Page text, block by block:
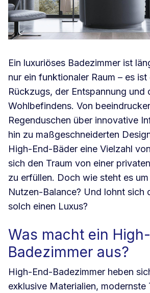
Ein luxuriöses Badezimmer ist
nur ein funktionaler Raum – es
Rückzugs, der Entspannung und
Wohlbefindens. Von
Regenduschen über innovative
hin zu maßgeschneiderten
High-End-Bäder eine Vielzahl
sich den Traum von einer
zu erfüllen. Doch wie steht es
Nutzen-Balance? Und lohnt sich
solch einen Luxus?
Was macht ein
Badezimmer aus?
High-End-Badezimmer heben
exklusive Materialien, modernste